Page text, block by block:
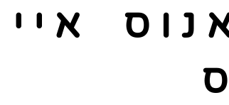
נ ו ס א י י